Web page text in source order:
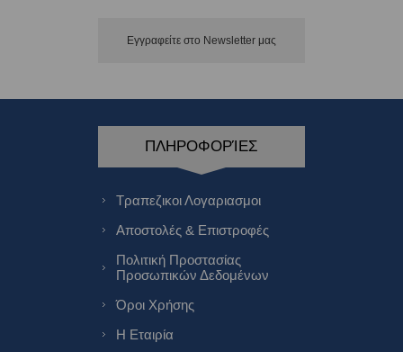
Εγγραφείτε στο Νewsletter μας
ΠΛΗΡΟΦΟΡΊΕΣ
Τραπεζικοι Λογαριασμοι
Αποστολές & Επιστροφές
Πολιτική Προστασίας
Προσωπικών Δεδομένων
Όροι Χρήσης
Η Εταιρία